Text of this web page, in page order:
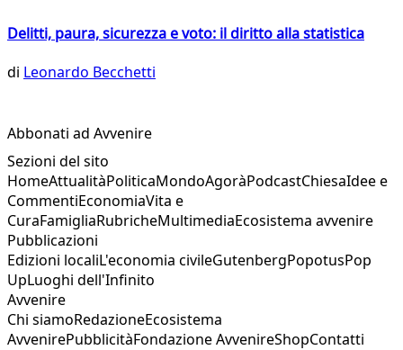
Delitti, paura, sicurezza e voto: il diritto alla statistica
di Leonardo Becchetti
Abbonati ad Avvenire
Sezioni del sito
HomeAttualitàPoliticaMondoAgoràPodcastChiesaIdee e
CommentiEconomiaVita e
CuraFamigliaRubricheMultimediaEcosistema avvenire
Pubblicazioni
Edizioni localiL'economia civileGutenbergPopotusPop
UpLuoghi dell'Infinito
Avvenire
Chi siamoRedazioneEcosistema
AvvenirePubblicitàFondazione AvvenireShopContatti